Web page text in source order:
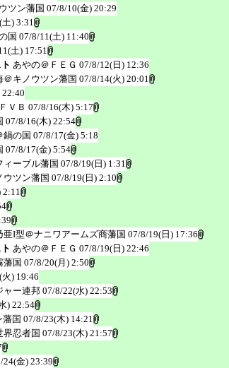
ツン藩国 07/8/10(金) 20:29
) 3:31
国 07/8/11(土) 11:40
土) 17:51
あやの＠ＦＥＧ 07/8/12(日) 12:36
＠キノウツン藩国 07/8/14(火) 20:01
ＶＢ 07/8/16(木) 5:17
07/8/16(木) 22:54
鍋の国 07/8/17(金) 5:18
07/8/17(金) 5:54
ーブル藩国 07/8/19(日) 1:31
ウツン藩国 07/8/19(日) 2:10
亜I型＠ナニワアームズ商藩国 07/8/19(日) 17:36
あやの＠ＦＥＧ 07/8/19(日) 22:46
藩国 07/8/20(月) 2:50
) 19:46
ャー連邦 07/8/22(水) 22:53
) 22:54
国 07/8/23(木) 14:21
界忍者国 07/8/23(木) 21:57
24(金) 23:39